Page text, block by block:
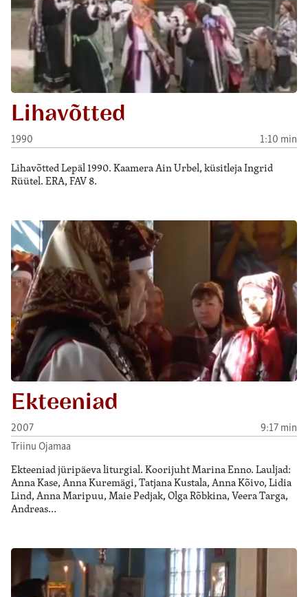
Lihavõtted
1990 1:10 min
Lihavõtted Lepäl 1990. Kaamera Ain Urbel, küsitleja Ingrid
Rüütel. ERA, FAV 8.
Ekteeniad
2007
9:17 min
Triinu Ojamaa
Ekteeniad jüripäeva liturgial. Koorijuht Marina Enno. Lauljad:
Anna Kase, Anna Kuremägi, Tatjana Kustala, Anna Kõivo, Lidia
Lind, Anna Maripuu, Maie Pedjak, Olga Rõbkina, Veera Targa,
Andreas…